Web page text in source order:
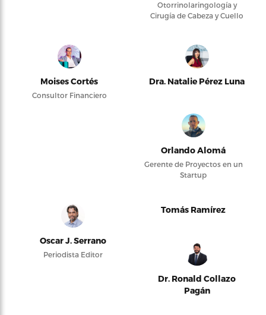
Otorrinolaringología y
Cirugía de Cabeza y Cuello
Moises Cortés
Consultor Financiero
Dra. Natalie Pérez Luna
Orlando Alomá
Gerente de Proyectos en un
Startup
Oscar J. Serrano
Periodista Editor
Tomás Ramírez
Dr. Ronald Collazo
Pagán